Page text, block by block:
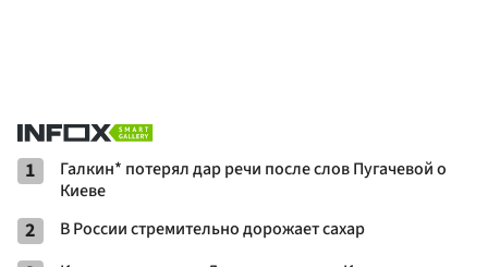
1
Галкин* потерял дар речи после слов Пугачевой о
Киеве
2 В России стремительно дорожает сахар